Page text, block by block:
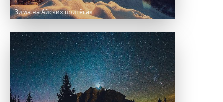
Зима на Айских притёсах